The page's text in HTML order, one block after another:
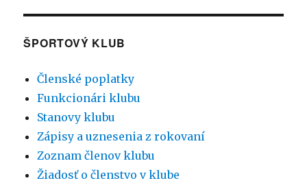
ŠPORTOVÝ KLUB
Členské poplatky
Funkcionári klubu
Stanovy klubu
Zápisy a uznesenia z rokovaní
Zoznam členov klubu
Žiadosť o členstvo v klube